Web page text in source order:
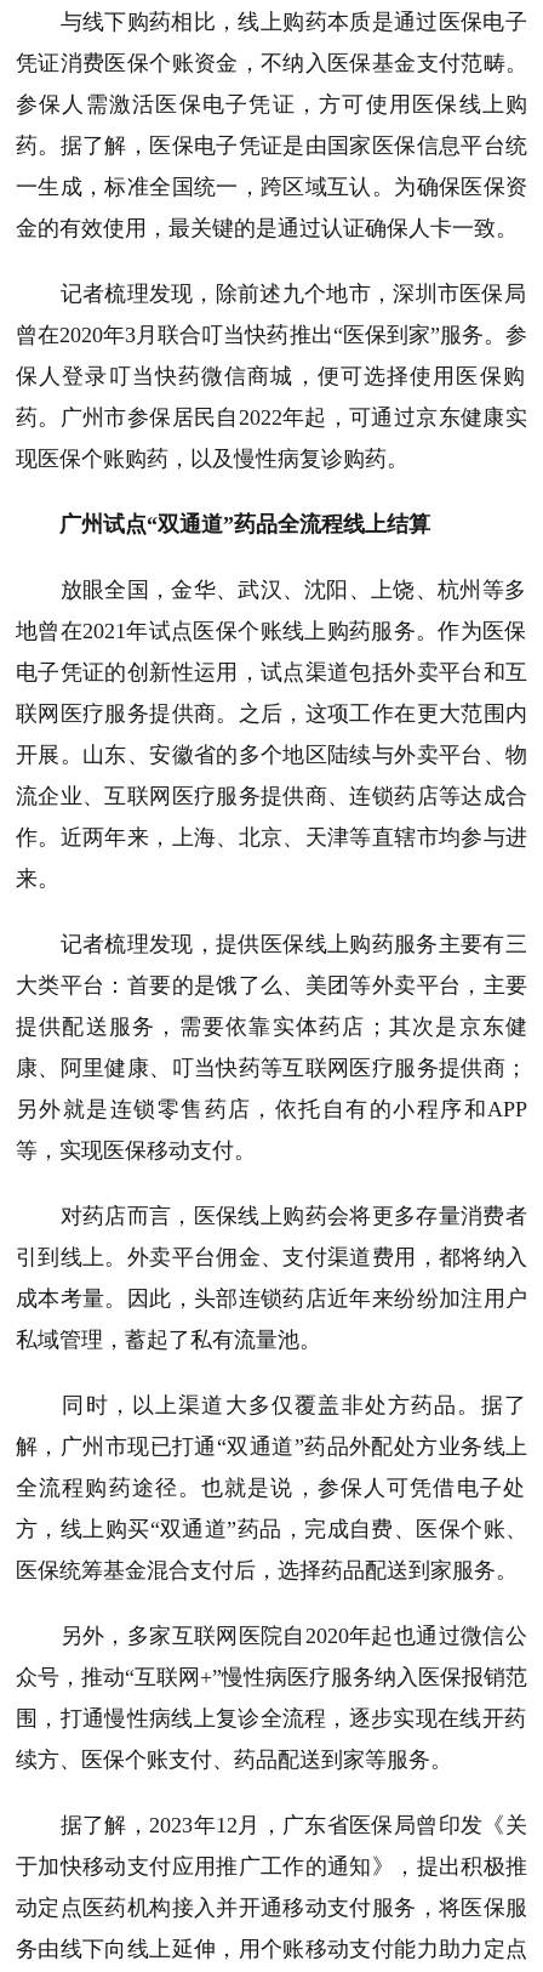
与线下购药相比，线上购药本质是通过医保电子
凭证消费医保个账资金，不纳入医保基金支付范畴。
参保人需激活医保电子凭证，方可使用医保线上购
药。据了解，医保电子凭证是由国家医保信息平台统
一生成，标准全国统一，跨区域互认。为确保医保资
金的有效使用，最关键的是通过认证确保人卡一致。
记者梳理发现， 除前述九个地市，深圳市医保局
曾在2020年3月联合叮当快药推出“医保到家”服务。参
保人登录叮当快药微信商城， 便可选择使用医保购
药。
广州市参保居民自2022年起，可通过京东健康实
现医保个账购药，以及慢性病复诊购药。
广州试点“双通道”药品全流程线上结算
放眼全国，金华、武汉、沈阳、上饶、杭州等多
地曾在2021年试点医保个账线上购药服务。作为医保
电子凭证的创新性运用，试点渠道包括外卖平台和互
联网医疗服务提供商。之后，这项工作在更大范围内
开展。山东、安徽省的多个地区陆续与外卖平台、物
流企业、互联网医疗服务提供商、连锁药店等达成合
作。近两年来，上海、北京、天津等直辖市均参与进
来。
记者梳理发现，提供医保线上购药服务主要有三
大类平台：首要的是饿了么、美团等外卖平台，主要
提供配送服务，需要依靠实体药店；其次是京东健
康、阿里健康、叮当快药等互联网医疗服务提供商；
另外就是连锁零售药店，依托自有的小程序和APP
等，实现医保移动支付。
对药店而言，医保线上购药会将更多存量消费者
引到线上。外卖平台佣金、支付渠道费用，都将纳入
成本考量。因此，头部连锁药店近年来纷纷加注用户
私域管理，蓄起了私有流量池。
同时，以上渠道大多仅覆盖非处方药品。据了
解，广州市现已打通“双通道”药品外配处方业务线上
全流程购药途径。也就是说 ，参保人可凭借电子处
方，线上购买“双通道”药品，完成自费、医保个账、
医保统筹基金混合支付后，选择药品配送到家服务。
另外，多家互联网医院自2020年起也通过微信公
众号，推动“互联网+”慢性病医疗服务纳入医保报销范
围 ， 打通慢性病线上复诊全流程，逐步实现在线开药
续方、医保个账支付、 药品配送到家等服务。
据了解，2023年12月，广东省医保局曾印发《关
于加快移动支付应用推广工作的通知》，提出积极推
动定点医药机构接入并开通移动支付服务，将医保服
务由线下向线上延伸，用个账移动支付能力助力定点